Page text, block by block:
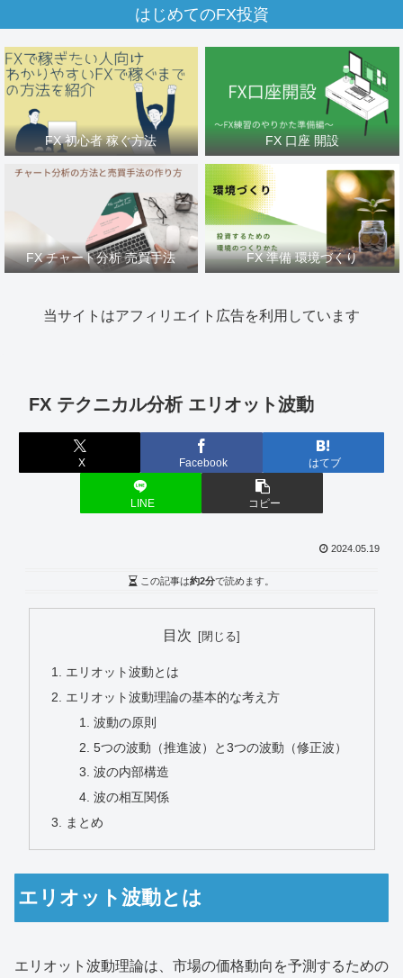
はじめてのFX投資
FX 初心者 稼ぐ方法 FX 口座 開設
FX チャート分析 売買手法 FX 準備 環境づくり
当サイトはアフィリエイト広告を利用しています
FX テクニカル分析 エリオット波動
X Facebook はてブ
LINE コピー
2024.05.19
この記事は約2分で読めます。
目次
エリオット波動とは
エリオット波動理論の基本的な考え方
波動の原則
5つの波動（推進波）と3つの波動（修正波）
波の内部構造
波の相互関係
まとめ
エリオット波動とは
エリオット波動理論は、市場の価格動向を予測するための